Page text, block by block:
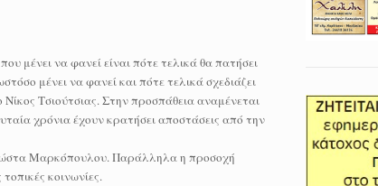
μένει να φανεί είναι πότε τελικά θα πατήσει
μένει να φανεί και πότε τελικά σχεδιάζει
Τσιούτσιας. Στην προσπάθεια αναμένεται
χρόνια έχουν κρατήσει αποστάσεις από την
Μαρκόπουλου. Παράλληλα η προσοχή
κοινωνίες.